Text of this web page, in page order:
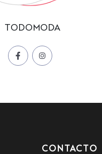
TODOMODA
CONTACTO